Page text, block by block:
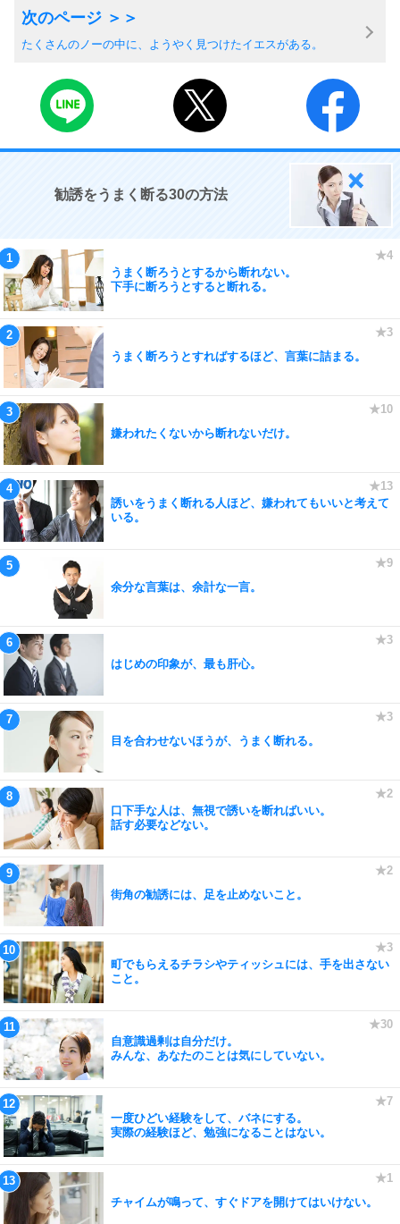
たくさんのノーの中に、ようやく見つけたイエスがある。
勧誘をうまく断る30の方法
うまく断ろうとするから断れない。
下手に断ろうとすると断れる。
うまく断ろうとすればするほど、言葉に詰まる。
嫌われたくないから断れないだけ。
誘いをうまく断れる人ほど、嫌われてもいいと考えて
いる。
余分な言葉は、余計な一言。
はじめの印象が、最も肝心。
目を合わせないほうが、うまく断れる。
口下手な人は、無視で誘いを断ればいい。
話す必要などない。
街角の勧誘には、足を止めないこと。
町でもらえるチラシやティッシュには、手を出さない
こと。
自意識過剰は自分だけ。
みんな、あなたのことは気にしていない。
一度ひどい経験をして、バネにする。
実際の経験ほど、勉強になることはない。
チャイムが鳴って、すぐドアを開けてはいけない。